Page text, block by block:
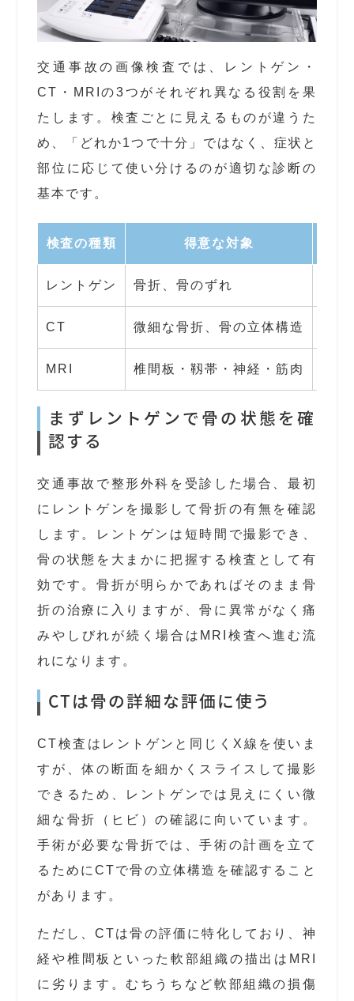
交通事故の画像検査では、レントゲン・
CT・MRIの3つがそれぞれ異なる役割を果
たします。検査ごとに見えるものが違うた
め、「どれか1つで十分」ではなく、症状と
部位に応じて使い分けるのが適切な診断の
基本です。
検査の種類 得意な対象
レントゲン 骨折、骨のずれ
CT 微細な骨折、骨の立体構造
MRI 椎間板・靱帯・神経・筋肉
まずレントゲンで骨の状態を確
認する
交通事故で整形外科を受診した場合、最初
にレントゲンを撮影して骨折の有無を確認
します。レントゲンは短時間で撮影でき、
骨の状態を大まかに把握する検査として有
効です。骨折が明らかであればそのまま骨
折の治療に入りますが、骨に異常がなく痛
みやしびれが続く場合はMRI検査へ進む流
れになります。
CTは骨の詳細な評価に使う
CT検査はレントゲンと同じくX線を使いま
すが、体の断面を細かくスライスして撮影
できるため、レントゲンでは見えにくい微
細な骨折（ヒビ）の確認に向いています。
手術が必要な骨折では、手術の計画を立て
るためにCTで骨の立体構造を確認すること
があります。
ただし、CTは骨の評価に特化しており、神
経や椎間板といった軟部組織の描出はMRI
に劣ります。むちうちなど軟部組織の損傷